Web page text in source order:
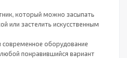
который можно засыпать
или застелить искусственным
оборудование
понравившийся вариант